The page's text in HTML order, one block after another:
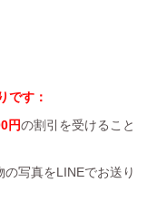
です：
円の割引を受けること
写真をLINEでお送り